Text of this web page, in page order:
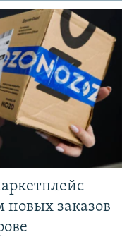
новых заказов